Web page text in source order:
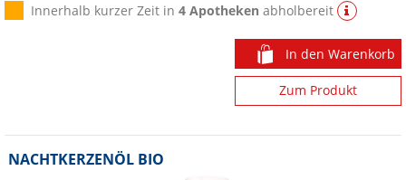
Innerhalb kurzer Zeit in4 Apotheken abholbereit
In den Warenkorb
Zum Produkt
NACHTKERZENÖL BIO